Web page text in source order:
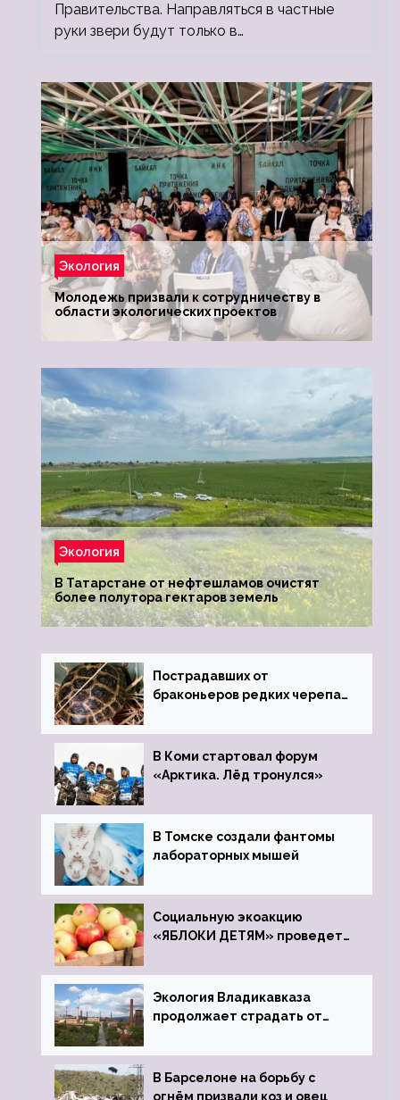
Правительства. Направляться в частные
руки звери будут только в…
Экология
Молодежь призвали к сотрудничеству в
области экологических проектов
Экология
В Татарстане от нефтешламов очистят
более полутора гектаров земель
Пострадавших от
браконьеров редких черепах
зоопарк
В Коми стартовал форум
«Арктика. Лёд тронулся»
В Томске создали фантомы
лабораторных мышей
Социальную экоакцию
«ЯБЛОКИ ДЕТЯМ» проведет
Экология Владикавказа
продолжает страдать от
В Барселоне на борьбу с
огнём призвали коз и овец